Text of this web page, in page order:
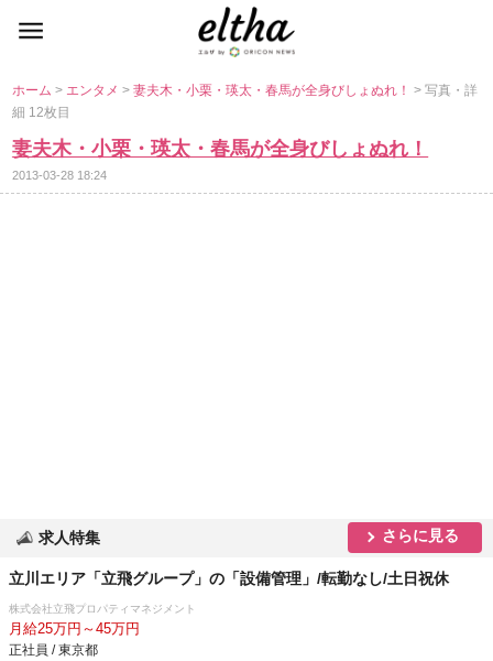
ホーム> エンタメ>妻夫木・小栗・瑛太・春馬が全身びしょぬれ！> 写真・詳
細 12枚目
妻夫木・小栗・瑛太・春馬が全身びしょぬれ！
2013-03-28 18:24
求人特集 さらに見る
立川エリア「立飛グループ」の「設備管理」/転勤なし/土日祝休
株式会社立飛プロパティマネジメント
月給25万円～45万円
正社員 / 東京都